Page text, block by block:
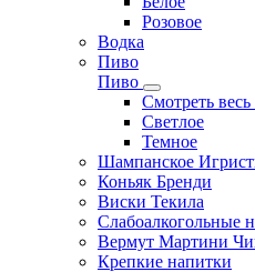
Розовое
Водка
Пиво
Пиво
Смотреть весь
Cветлое
Темное
Шампанское
Коньяк Бренди
Виски Текила
Слабоалкогольные
Вермут Мартини
Крепкие напитки